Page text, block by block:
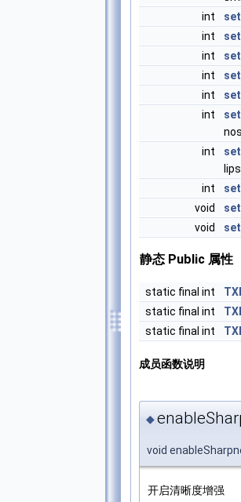
int
int
int
int
int
int
int
int
void
void
静态 Public 属性
static final int
static final int
static final int
成员函数说明
◆
void
开启清晰度增强